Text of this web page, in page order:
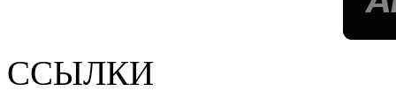
ССЫЛКИ